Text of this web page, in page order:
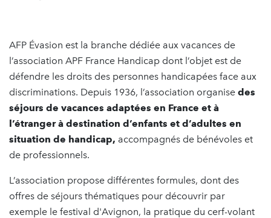
AFP Évasion est la branche dédiée aux vacances de
l’association APF France Handicap dont l’objet est de
défendre les droits des personnes handicapées face aux
discriminations. Depuis 1936, l’association organise des
séjours de vacances adaptées en France et à
l’étranger à destination d’enfants et d’adultes en
situation de handicap, accompagnés de bénévoles et
de professionnels.
L’association propose différentes formules, dont des
offres de séjours thématiques pour découvrir par
exemple le festival d'Avignon, la pratique du cerf-volant